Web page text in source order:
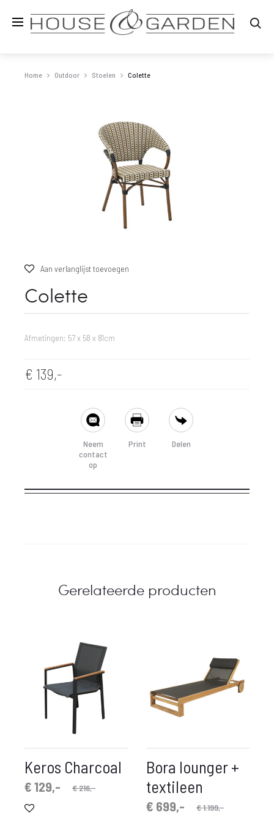
Home Outdoor Stoelen Colette
Aan verlanglijst toevoegen
Colette
Afmetingen: 57 x 58 x 81cm
€ 139,-
Neem
contact
op
Print Delen
Gerelateerde producten
Keros Charcoal
€216,-
€129,-
prijs
Bora lounger +
textileen
€1.199,-
Oorspronkelijke
€ 699,-
Huidige